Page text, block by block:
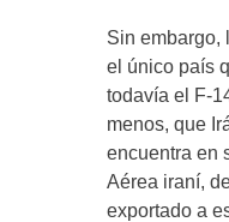
Sin embargo,
el único país
todavía el F-
menos, que
encuentra en
Aérea iraní,
exportado a